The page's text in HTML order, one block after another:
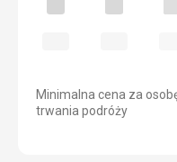
Minimalna cena za
trwania podróży